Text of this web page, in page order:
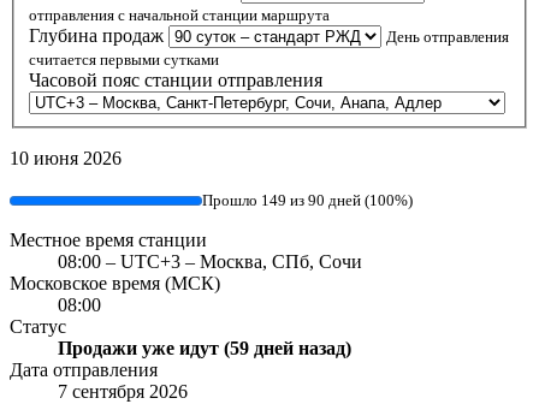
отправления с начальной станции маршрута
Глубина продаж
День отправления
считается первыми сутками
Часовой пояс станции отправления
10 июня 2026
Прошло 149 из 90 дней (100%)
Местное время станции
08:00 – UTC+3 – Москва, СПб, Сочи
Московское время (МСК)
08:00
Статус
Продажи уже идут (59 дней назад)
Дата отправления
7 сентября 2026